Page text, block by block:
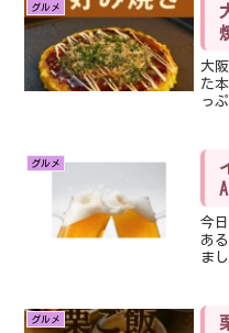
グルメ
大
た
っ
グルメ
今
あ
ま
っ
行
グルメ